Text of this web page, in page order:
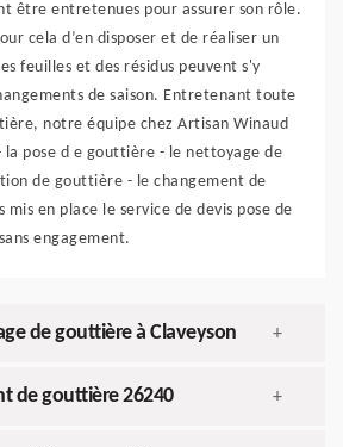
être entretenues pour assurer son rôle.
cela d’en disposer et de réaliser un
feuilles et des résidus peuvent s'y
de saison. Entretenant toute
notre équipe chez Artisan Winaud
pose d e gouttière - le nettoyage de
de gouttière - le changement de
en place le service de devis pose de
engagement.
de gouttière à Claveyson +
de gouttière 26240 +